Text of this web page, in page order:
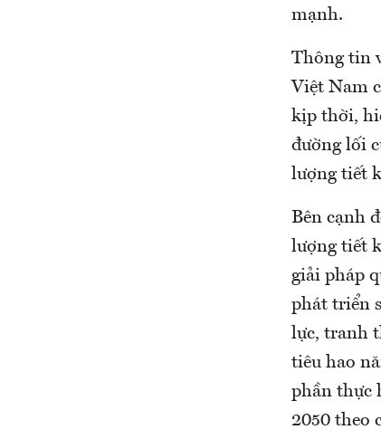
mạnh.
Thông tin
Việt Nam
kịp thời,
đường lối
lượng tiết
Bên cạnh
lượng tiết
giải pháp
phát triển
lực, tranh
tiêu hao
phần thực
2050 theo